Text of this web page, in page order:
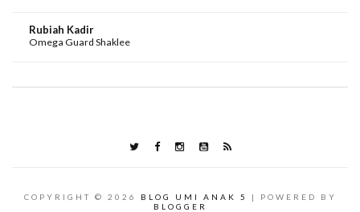
Rubiah Kadir
Omega Guard Shaklee
COPYRIGHT © 2026 BLOG UMI ANAK 5
| POWERED BY
BLOGGER